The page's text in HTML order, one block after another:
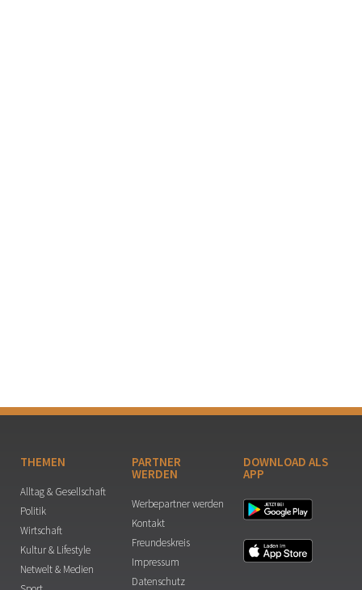
THEMEN
Alltag & Gesellschaft
Politik
Wirtschaft
Kultur & Lifestyle
Netwelt & Medien
PARTNER
WERDEN
Werbepartner werden
Kontakt
Freundeskreis
Impressum
Datenschutz
DOWNLOAD ALS
APP